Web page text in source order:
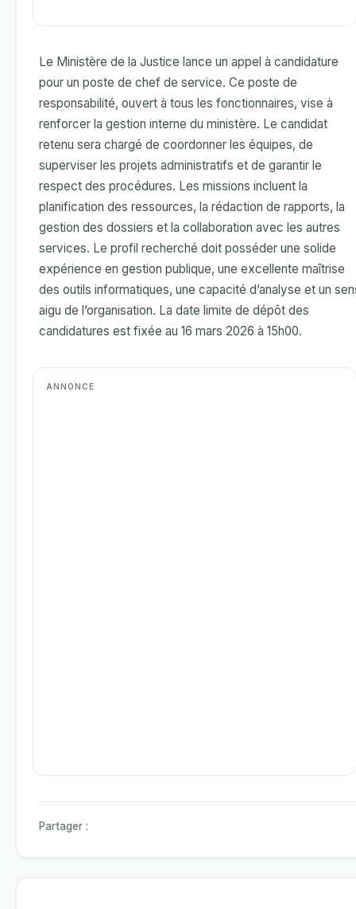
Le Ministère de la Justice lance un appel à candidature
pour un poste de chef de service. Ce poste de
responsabilité, ouvert à tous les fonctionnaires, vise à
renforcer la gestion interne du ministère. Le candidat
retenu sera chargé de coordonner les équipes, de
superviser les projets administratifs et de garantir le
respect des procédures. Les missions incluent la
planification des ressources, la rédaction de rapports, la
gestion des dossiers et la collaboration avec les autres
services. Le profil recherché doit posséder une solide
expérience en gestion publique, une excellente maîtrise
des outils informatiques, une capacité d’analyse et un
aigu de l’organisation. La date limite de dépôt des
candidatures est fixée au 16 mars 2026 à 15h00.
Partager :